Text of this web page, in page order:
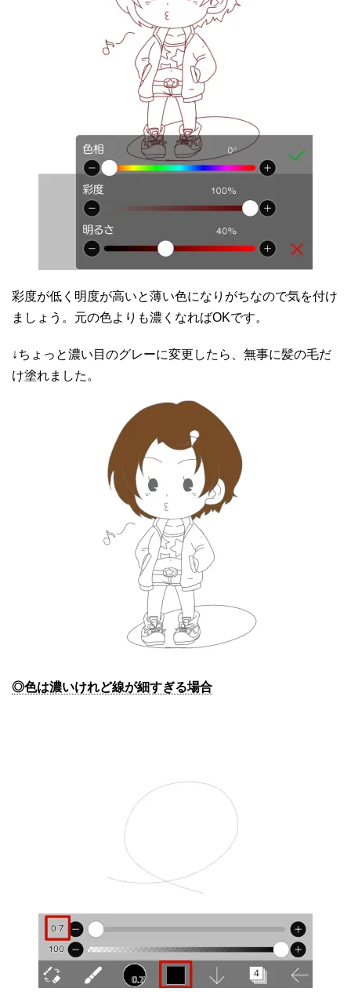
彩度が低く明度が高いと薄い色になりがちなので気を付け
ましょう。元の色よりも濃くなればOKです。
↓ちょっと濃い目のグレーに変更したら、無事に髪の毛だ
け塗れました。
◎色は濃いけれど線が細すぎる場合